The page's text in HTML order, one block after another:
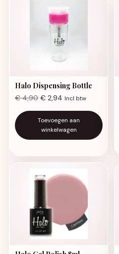
Halo Dispensing Bottle
€4,90 € 2,94 Incl btw
Toevoegen aan
winkelwagen